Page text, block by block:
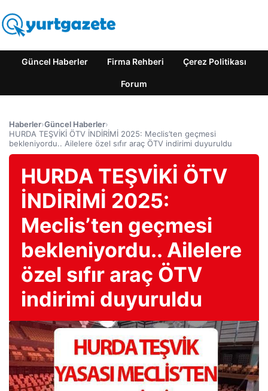
Güncel Haberler Firma Rehberi Çerez Politikası
Forum
Haberler›Güncel Haberler›
HURDA TEŞVİKİ ÖTV İNDİRİMİ 2025: Meclis’ten geçmesi
bekleniyordu.. Ailelere özel sıfır araç ÖTV indirimi duyuruldu
HURDA TEŞVİKİ ÖTV
İNDİRİMİ 2025:
Meclis’ten geçmesi
bekleniyordu.. Ailelere
özel sıfır araç ÖTV
indirimi duyuruldu